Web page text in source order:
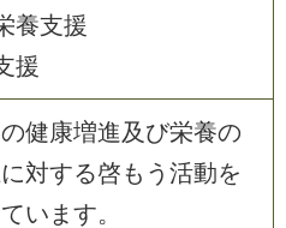
養支援
援
健康増進及び栄養の
対する啓もう活動を
います。